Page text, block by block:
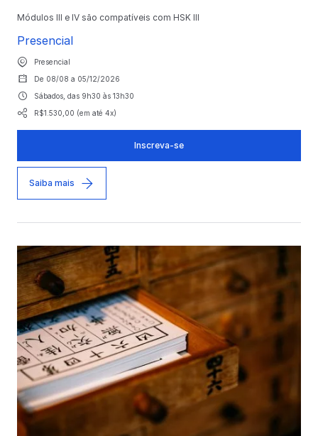
Módulos III e IV são compatíveis com HSK III
Presencial
Presencial
De 08/08 a 05/12/2026
Sábados, das 9h30 às 13h30
R$1.530,00 (em até 4x)
Inscreva-se
Saiba mais